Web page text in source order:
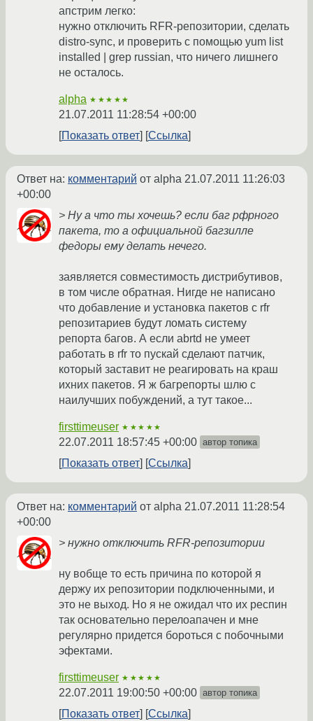
апстрим легко:
нужно отключить RFR-репозитории, сделать
distro-sync, и проверить с помощью yum list
installed | grep russian, что ничего лишнего
не осталось.
alpha ★★★★★
21.07.2011 11:28:54 +00:00
Показать ответ
Ссылка
Ответ на: комментарий от alpha 21.07.2011 11:26:03
+00:00
> Ну а что ты хочешь? если баг рфрного
пакета, то а официальной багзилле
федоры ему делать нечего.
заявляется совместимость дистрибутивов,
в том числе обратная. Нигде не написано
что добавление и установка пакетов с rfr
репозитариев будут ломать систему
репорта багов. А если abrtd не умеет
работать в rfr то пускай сделают патчик,
который заставит не реагировать на краш
ихних пакетов. Я ж багрепорты шлю с
наилучших побуждений, а тут такое...
firsttimeuser ★★★★★
22.07.2011 18:57:45 +00:00 автор топика
Показать ответ Ссылка
Ответ на: комментарий от alpha 21.07.2011 11:28:54
+00:00
> нужно отключить RFR-репозитории
ну вобще то есть причина по которой я
держу их репозитории подключенными, и
это не выход. Но я не ожидал что их респин
так основательно перелоапачен и мне
регулярно придется бороться с побочными
эфектами.
firsttimeuser ★★★★★
22.07.2011 19:00:50 +00:00 автор топика
Показать ответ Ссылка